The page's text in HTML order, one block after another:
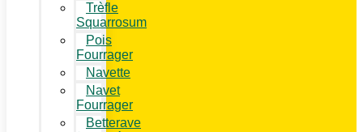
Trèfle
Squarrosum
Pois
Fourrager
Navette
Navet
Fourrager
Betterave